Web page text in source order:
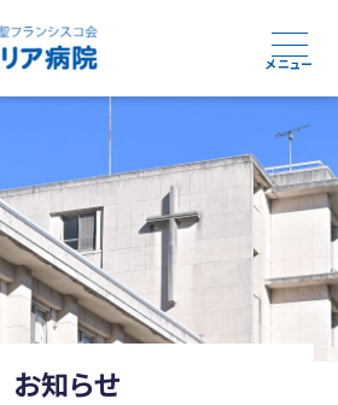
メニュー
お知らせ